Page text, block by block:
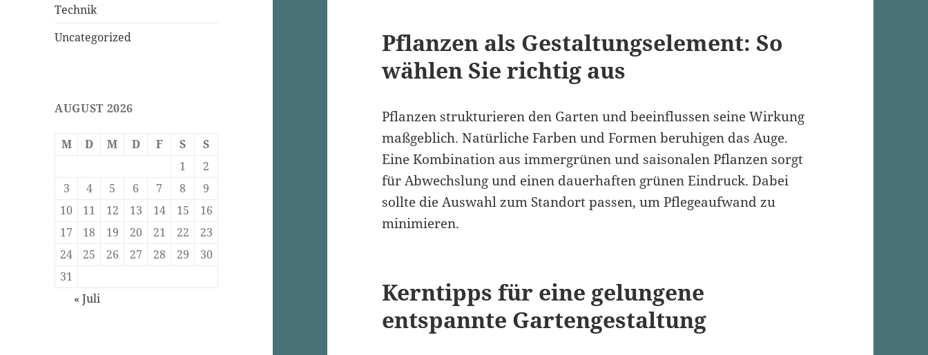
Technik
Uncategorized
AUGUST 2026
M D M D F S
S
1
2
3
4 5 6 7 8
9
10
11 12 13 14 15
16
17
18 19 20 21 22
23
24
25 26 27 28 29
30
31
« Juli
Pflanzen als Gestaltungselement: So
wählen Sie richtig aus
Pflanzen strukturieren den Garten und beeinflussen seine Wirkung
maßgeblich. Natürliche Farben und Formen beruhigen das Auge.
Eine Kombination aus immergrünen und saisonalen Pflanzen sorgt
für Abwechslung und einen dauerhaften grünen Eindruck. Dabei
sollte die Auswahl zum Standort passen, um Pflegeaufwand zu
minimieren.
Kerntipps für eine gelungene
entspannte Gartengestaltung